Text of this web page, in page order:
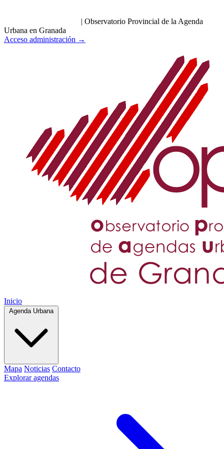
| Observatorio Provincial de la Agenda
Urbana en Granada
Acceso administración →
Inicio
Agenda Urbana
Mapa Noticias Contacto
Explorar agendas